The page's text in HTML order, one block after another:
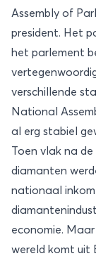
Assembly of
president. Het
het parlement
verschillende
National
al erg stabiel
Toen vlak na
diamanten
nationaal
economie.
wereld komt uit